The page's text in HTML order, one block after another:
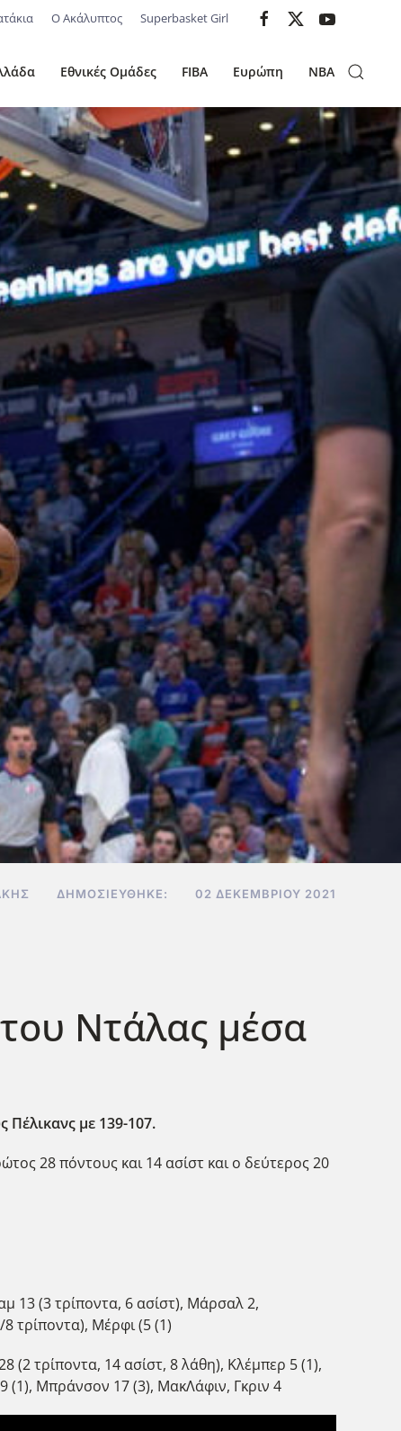
Ο Ακάλυπτος Superbasket Girl
Εθνικές Ομάδες FIBA Ευρώπη NBA
ΔΗΜΟΣΙΕΎΘΗΚΕ: 02 ΔΕΚΕΜΒΡΊΟΥ 2021
Ντάλας μέσα
Πέλικανς με 139-107.
28 πόντους και 14 ασίστ και ο δεύτερος 20
13 (3 τρίποντα, 6 ασίστ), Μάρσαλ 2,
τρίποντα), Μέρφι (5 (1)
(2 τρίποντα, 14 ασίστ, 8 λάθη), Κλέμπερ 5 (1),
(1), Μπράνσον 17 (3), ΜακΛάφιν, Γκριν 4